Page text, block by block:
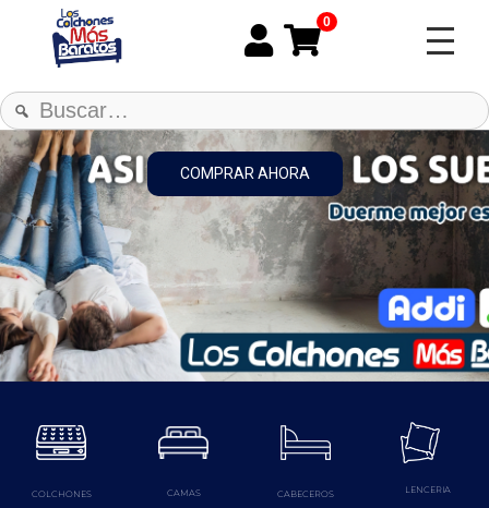
0
COMPRAR AHORA
COLCHONES CAMAS CABECEROS LENCERIA